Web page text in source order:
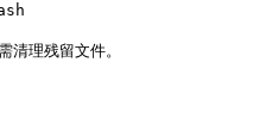
理残留文件。